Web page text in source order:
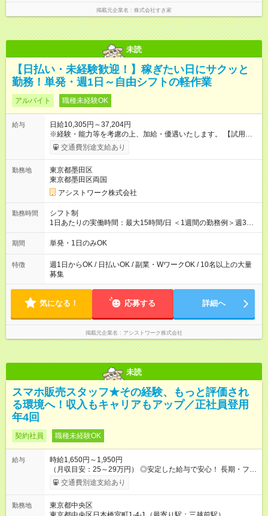
掲載元企業名 株式会社すき家
未読
【日払い・未経験歓迎！】稼ぎたい日にサクッと
勤務！単発・週1日～自由シフトの軽作業
アルバイト 職種未経験OK
給与
日給10,305円～37,204円
※経験・能力等を考慮の上、加給・優遇いたします。 【試用期
間】試用期間なし
交通費別途支給あり
勤務地
東京都墨田区
東京都墨田区両国
アシストワーク株式会社
勤務時間
シフト制
1日あたりの実働時間：最大15時間/日 ＜1週間の勤務例＞週3回
勤務 勤務：月・水・金 休み：火・木・土・日 好きな時にお仕事
可能です！ ※1日あたりの最大実働時間は日勤、夜勤共に勤務し
期間 単発・1日のみOK
特徴
週1日からOK / 日払いOK / 副業・WワークOK / 10名以上の大量
募集
気になる！ 応募する 詳細へ
掲載元企業名 アシストワーク株式会社
未読
スマホ販売スタッフ★その経験、もっと評価され
る環境へ！収入もキャリアもアップ／正社員登用
年4回
契約社員 職種未経験OK
給与
時給1,650円～1,950円
（月収目安：25～29万円） ◎安定した給与で安心！ 長期・フル
タイムで勤務いただける方にお越しいただきたいと思っていま
す。シフトが削られることはないので、安定した給与が入りま
たいという人もいると思います。このあたりは柔軟に対応する
交通費別途支給あり
勤務地
東京都中央区